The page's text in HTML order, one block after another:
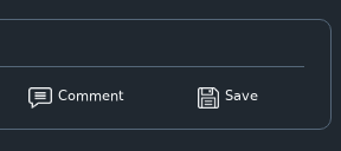
Comment Save